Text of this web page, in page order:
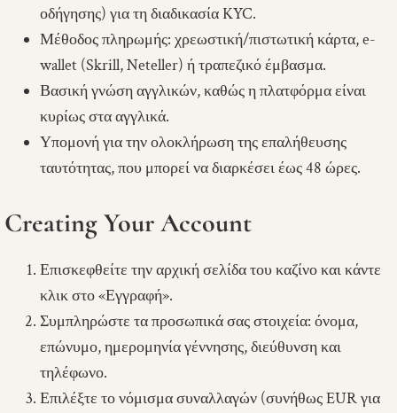
οδήγησης) για τη διαδικασία KYC.
Μέθοδος πληρωμής: χρεωστική/πιστωτική κάρτα, e-
wallet (Skrill, Neteller) ή τραπεζικό έμβασμα.
Βασική γνώση αγγλικών, καθώς η πλατφόρμα είναι
κυρίως στα αγγλικά.
Υπομονή για την ολοκλήρωση της επαλήθευσης
ταυτότητας, που μπορεί να διαρκέσει έως 48 ώρες.
Creating Your Account
Επισκεφθείτε την αρχική σελίδα του καζίνο και κάντε
κλικ στο «Εγγραφή».
Συμπληρώστε τα προσωπικά σας στοιχεία: όνομα,
επώνυμο, ημερομηνία γέννησης, διεύθυνση και
τηλέφωνο.
Επιλέξτε το νόμισμα συναλλαγών (συνήθως EUR για